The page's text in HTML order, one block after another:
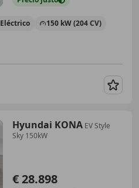
Eléctrico 150 kW (204 CV)
Hyundai KONA EV Style
Sky 150kW
€ 28.898